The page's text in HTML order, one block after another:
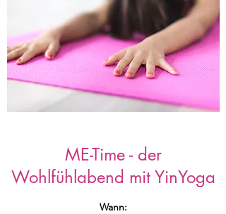
ME-Time - der
Wohlfühlabend mit YinYoga
Wann: